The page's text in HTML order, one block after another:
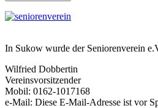
In Sukow wurde der Seniorenverein
Wilfried Dobbertin
Vereinsvorsitzender
Mobil: 0162-1017168
e-Mail: Diese E-Mail-Adresse ist vor